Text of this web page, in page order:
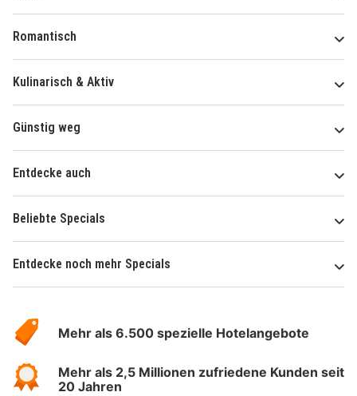
Romantisch
Kulinarisch & Aktiv
Günstig weg
Entdecke auch
Beliebte Specials
Entdecke noch mehr Specials
Hotelspecials
Mehr als 6.500 spezielle Hotelangebote
Mehr als 2,5 Millionen zufriedene Kunden seit
20 Jahren